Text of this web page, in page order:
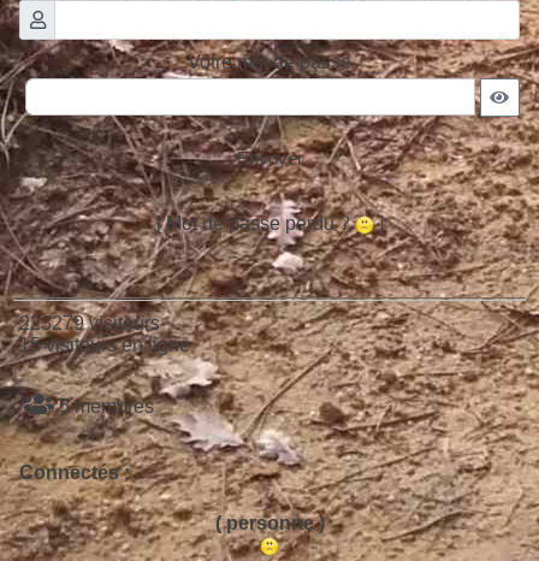
Votre mot de passe
Envoyer
[ Mot de passe perdu ? ]
223279 visiteurs
15 visiteurs en ligne
5 membres
Connectés :
( personne )